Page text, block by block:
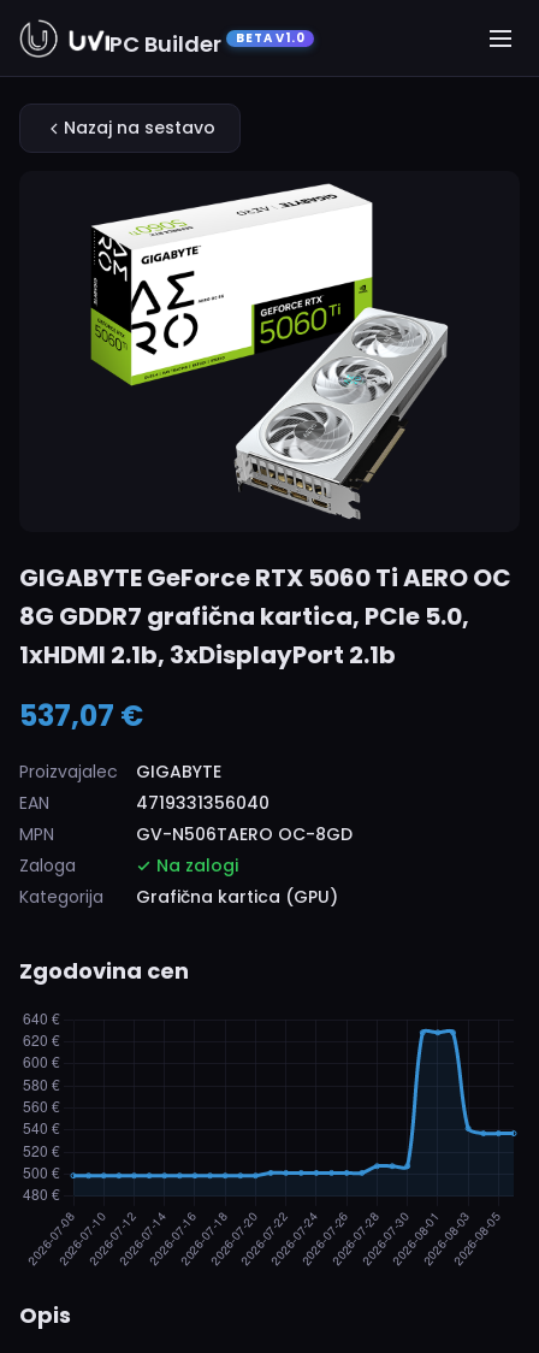
PC Builder BETA V1.0
Nazaj na sestavo
GIGABYTE GeForce RTX 5060 Ti AERO OC
8G GDDR7 grafična kartica, PCIe 5.0,
1xHDMI 2.1b, 3xDisplayPort 2.1b
537,07 €
Proizvajalec
GIGABYTE
EAN
4719331356040
MPN
GV-N506TAERO OC-8GD
Zaloga
Na zalogi
Kategorija
Grafična kartica (GPU)
Zgodovina cen
Opis